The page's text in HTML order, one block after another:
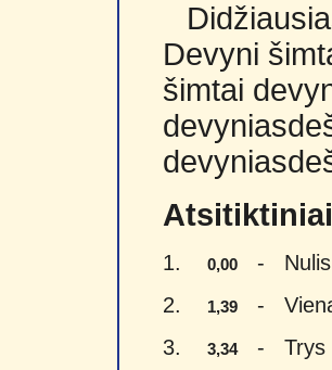
Devyni
šimtai
1. 0,00
- Nulis
2.
1,39
-
3.
3,34- Trys